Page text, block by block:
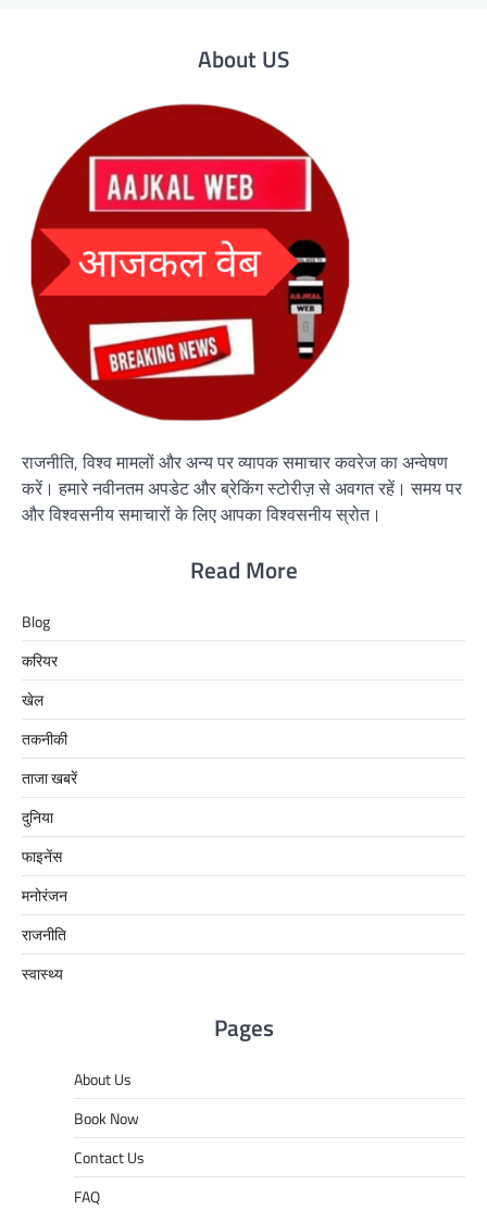
About US
राजनीति, विश्व मामलों और अन्य पर व्यापक समाचार कवरेज का अन्वेषण
करें। हमारे नवीनतम अपडेट और ब्रेकिंग स्टोरीज़ से अवगत रहें। समय पर
और विश्वसनीय समाचारों के लिए आपका विश्वसनीय स्रोत।
Read More
Blog
करियर
खेल
तकनीकी
ताजा खबरें
दुनिया
फाइनेंस
मनोरंजन
राजनीति
स्वास्थ्य
Pages
About Us
Book Now
Contact Us
FAQ